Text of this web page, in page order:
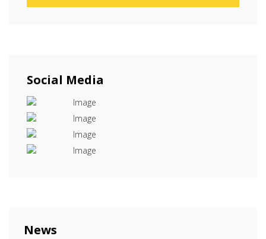
Social Media
News